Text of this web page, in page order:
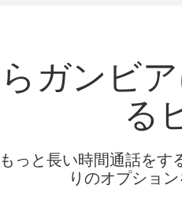
ガンビ
る
っと長い時間通話を
りのオプショ